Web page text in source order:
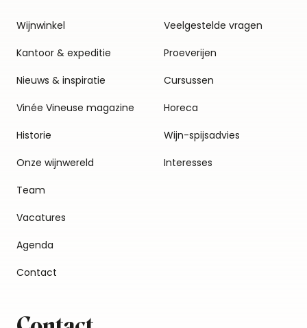
Wijnwinkel
Kantoor & expeditie
Nieuws & inspiratie
Vinée Vineuse magazine
Historie
Onze wijnwereld
Team
Vacatures
Agenda
Contact
Veelgestelde vragen
Proeverijen
Cursussen
Horeca
Wijn-spijsadvies
Interesses